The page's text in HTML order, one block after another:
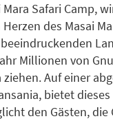
Mara Safari Camp,
des Masai
Millionen von
ziehen. Auf einer
bietet
den Gästen,